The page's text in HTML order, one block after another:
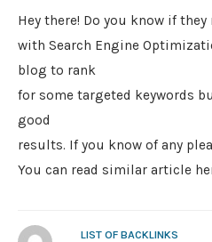
Hey there! Do you know if
with Search Engine
blog to rank
for some targeted keywords
good
results. If you know of any
You can read similar article
LIST OF BACKLINKS